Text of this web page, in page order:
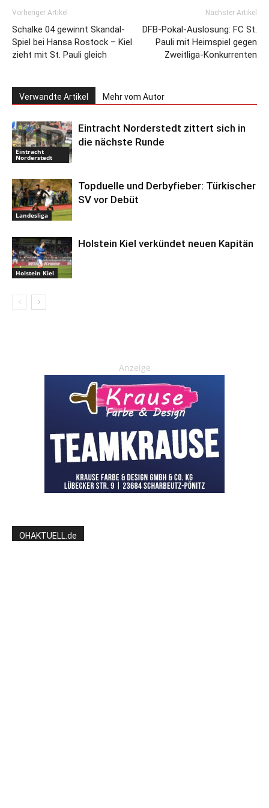
Vorheriger Artikel
Schalke 04 gewinnt Skandal-
Spiel bei Hansa Rostock – Kiel
zieht mit St. Pauli gleich
Nächster Artikel
DFB-Pokal-Auslosung: FC St.
Pauli mit Heimspiel gegen
Zweitliga-Konkurrenten
Verwandte Artikel Mehr vom Autor
Eintracht
Norderstedt
Eintracht Norderstedt zittert sich in
die nächste Runde
Landesliga
Topduelle und Derbyfieber: Türkischer
SV vor Debüt
Holstein Kiel
Holstein Kiel verkündet neuen Kapitän
Anzeige
OHAKTUELL.de